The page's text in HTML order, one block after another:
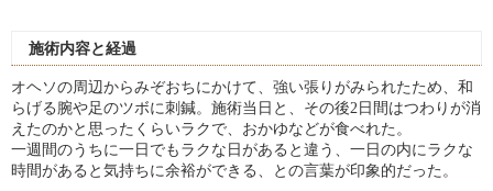
施術内容と経過
オヘソの周辺からみぞおちにかけて、強い張りがみられたため、和
らげる腕や足のツボに刺鍼。施術当日と、その後2日間はつわりが消
えたのかと思ったくらいラクで、おかゆなどが食べれた。
一週間のうちに一日でもラクな日があると違う、一日の内にラクな
時間があると気持ちに余裕ができる、との言葉が印象的だった。